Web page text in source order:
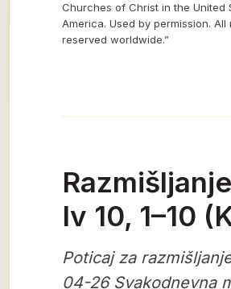
Churches of Christ in the United
America. Used by permission. All
reserved worldwide.”
Iv 10, 1–10
Poticaj za
04-26 Svakodnevna